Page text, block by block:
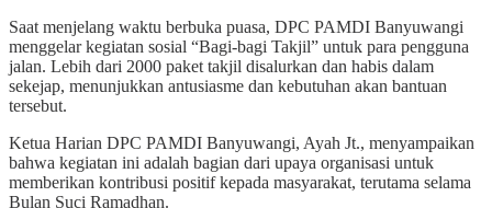
Saat menjelang waktu berbuka puasa, DPC PAMDI Banyuwangi
menggelar kegiatan sosial “Bagi-bagi Takjil” untuk para pengguna
jalan. Lebih dari 2000 paket takjil disalurkan dan habis dalam
sekejap, menunjukkan antusiasme dan kebutuhan akan bantuan
tersebut.
Ketua Harian DPC PAMDI Banyuwangi, Ayah Jt., menyampaikan
bahwa kegiatan ini adalah bagian dari upaya organisasi untuk
memberikan kontribusi positif kepada masyarakat, terutama selama
Bulan Suci Ramadhan.